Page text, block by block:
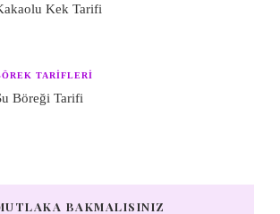
Kek Tarifi
TARIFLERI
Böreği Tarifi
BAKMALISINIZ